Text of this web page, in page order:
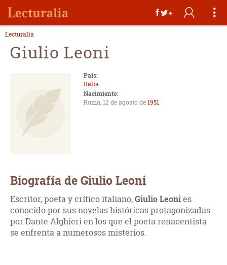
Lecturalia
Giulio Leoni
País:
Italia
Nacimiento:
Roma, 12 de agosto de1951
Biografía de Giulio Leoni
Escritor, poeta y crítico italiano,Giulio Leonies
conocido por sus novelas históricas protagonizadas
por Dante Alghieri en los que el poeta renacentista
se enfrenta a numerosos misterios.